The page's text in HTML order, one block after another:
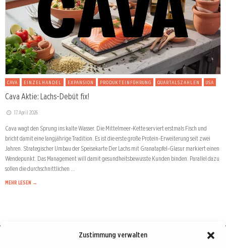
Zustimmung verwalten
CAVA EINZELHANDEL EXPANSION PRODUKTEINFÜHRUNG QUARTALSZAHLEN USA
Cava Aktie: Lachs-Debüt fix!
17. April 2026
Cava wagt den Sprung ins kalte Wasser. Die Mittelmeer-Kette serviert erstmals Fisch und
bricht damit eine langjährige Tradition. Es ist die erste große Protein-Erweiterung seit zwei
Jahren. Strategischer Umbau der Speisekarte Der Lachs mit Granatapfel-Glasur markiert einen
Wendepunkt. Das Management will damit gesundheitsbewusste Kunden binden. Parallel dazu
sollen die durchschnittlichen …
MEHR LESEN →
Börse : lokal, international, global